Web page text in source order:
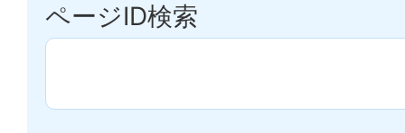
ページID検索